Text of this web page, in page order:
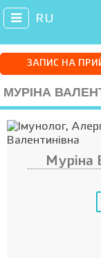
RU
ЗАПИС НА
МУРІНА
Муріна